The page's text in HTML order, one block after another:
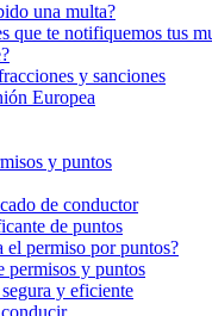
una multa?
que te notifiquemos tus
y sanciones
Europea
y puntos
de conductor
de puntos
el permiso por puntos?
permisos y puntos
y eficiente